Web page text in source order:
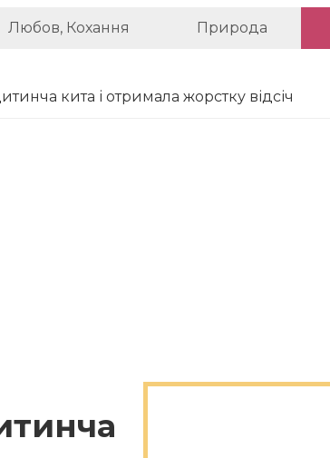
Любов, Кохання Природа
кита і отримала жорстку відсіч